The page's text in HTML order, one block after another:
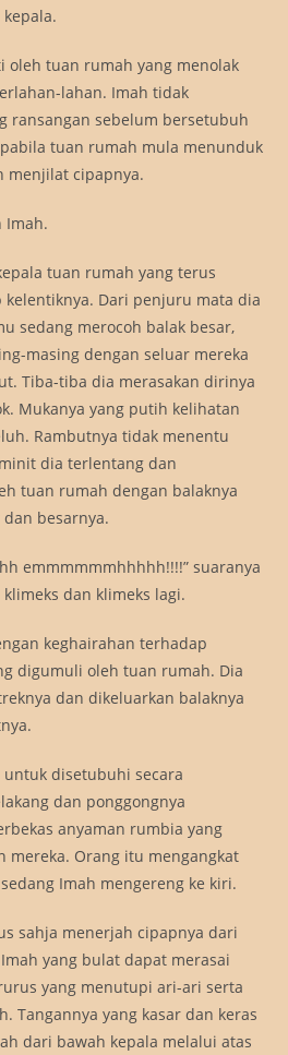
tuan rumah yang menolak
lahan. Imah tidak
ransangan sebelum bersetubuh
tuan rumah mula menunduk
menjilat cipapnya.
Imah.
tuan rumah yang terus
Dari penjuru mata dia
sedang merocoh balak besar,
masing dengan seluar mereka
Tiba-tiba dia merasakan dirinya
Mukanya yang putih kelihatan
Rambutnya tidak menentu
dia terlentang dan
tuan rumah dengan balaknya
besarnya.
emmmmmmhhhhh!!!!” suaranya
dan klimeks lagi.
keghairahan terhadap
digumuli oleh tuan rumah. Dia
dan dikeluarkan balaknya
disetubuhi secara
dan ponggongnya
anyaman rumbia yang
mereka. Orang itu mengangkat
Imah mengereng ke kiri.
sahja menerjah cipapnya dari
yang bulat dapat merasai
yang menutupi ari-ari serta
Tangannya yang kasar dan keras
dari bawah kepala melalui atas